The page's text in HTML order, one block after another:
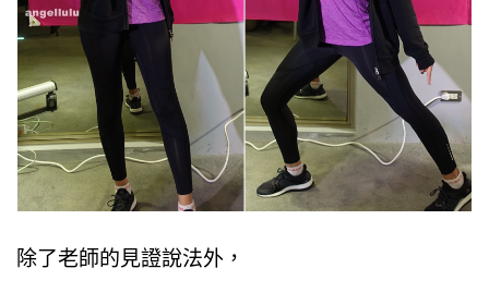
除了老師的見證說法外，